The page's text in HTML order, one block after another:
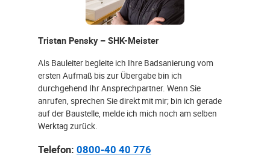
Tristan Pensky – SHK-Meister
Als Bauleiter begleite ich Ihre Badsanierung vom
ersten Aufmaß bis zur Übergabe bin ich
durchgehend Ihr Ansprechpartner. Wenn Sie
anrufen, sprechen Sie direkt mit mir; bin ich gerade
auf der Baustelle, melde ich mich noch am selben
Werktag zurück.
Telefon: 0800-40 40 776